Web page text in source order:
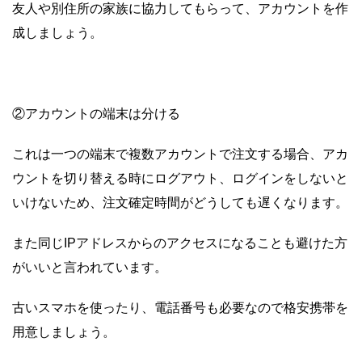
友人や別住所の家族に協力してもらって、アカウントを作
成しましょう。
②アカウントの端末は分ける
これは一つの端末で複数アカウントで注文する場合、アカ
ウントを切り替える時にログアウト、ログインをしないと
いけないため、注文確定時間がどうしても遅くなります。
また同じIPアドレスからのアクセスになることも避けた方
がいいと言われています。
古いスマホを使ったり、電話番号も必要なので格安携帯を
用意しましょう。